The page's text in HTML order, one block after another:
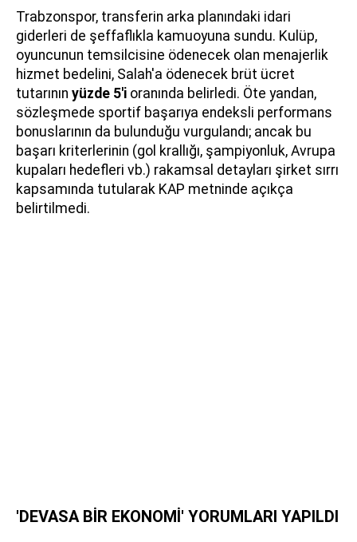
Trabzonspor, transferin arka planındaki idari
giderleri de şeffaflıkla kamuoyuna sundu. Kulüp,
oyuncunun temsilcisine ödenecek olan menajerlik
hizmet bedelini, Salah'a ödenecek brüt ücret
tutarının yüzde 5'i oranında belirledi. Öte yandan,
sözleşmede sportif başarıya endeksli performans
bonuslarının da bulunduğu vurgulandı; ancak bu
başarı kriterlerinin (gol krallığı, şampiyonluk, Avrupa
kupaları hedefleri vb.) rakamsal detayları şirket sırrı
kapsamında tutularak KAP metninde açıkça
belirtilmedi.
'DEVASA BİR EKONOMİ' YORUMLARI YAPILDI